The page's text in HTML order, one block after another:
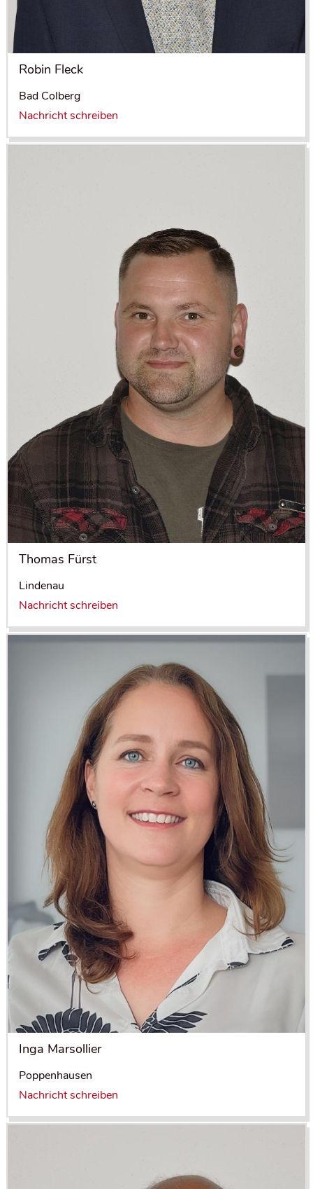
Robin Fleck
Bad Colberg
Nachricht schreiben
Thomas Fürst
Lindenau
Nachricht schreiben
Inga Marsollier
Poppenhausen
Nachricht schreiben